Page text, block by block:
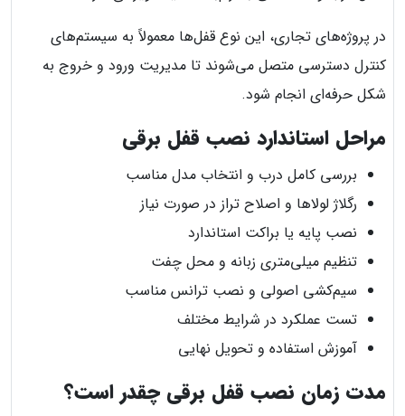
در پروژه‌های تجاری، این نوع قفل‌ها معمولاً به سیستم‌های
کنترل دسترسی متصل می‌شوند تا مدیریت ورود و خروج به
شکل حرفه‌ای انجام شود.
مراحل استاندارد نصب قفل برقی
بررسی کامل درب و انتخاب مدل مناسب
رگلاژ لولاها و اصلاح تراز در صورت نیاز
نصب پایه یا براکت استاندارد
تنظیم میلی‌متری زبانه و محل چفت
سیم‌کشی اصولی و نصب ترانس مناسب
تست عملکرد در شرایط مختلف
آموزش استفاده و تحویل نهایی
مدت زمان نصب قفل برقی چقدر است؟